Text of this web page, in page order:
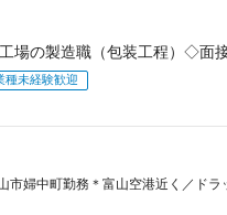
場の製造職（包装工程）◇面
種未経験歓迎
市婦中町勤務＊富山空港近く／ド